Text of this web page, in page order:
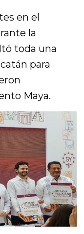
en el
la
toda una
para
Maya.